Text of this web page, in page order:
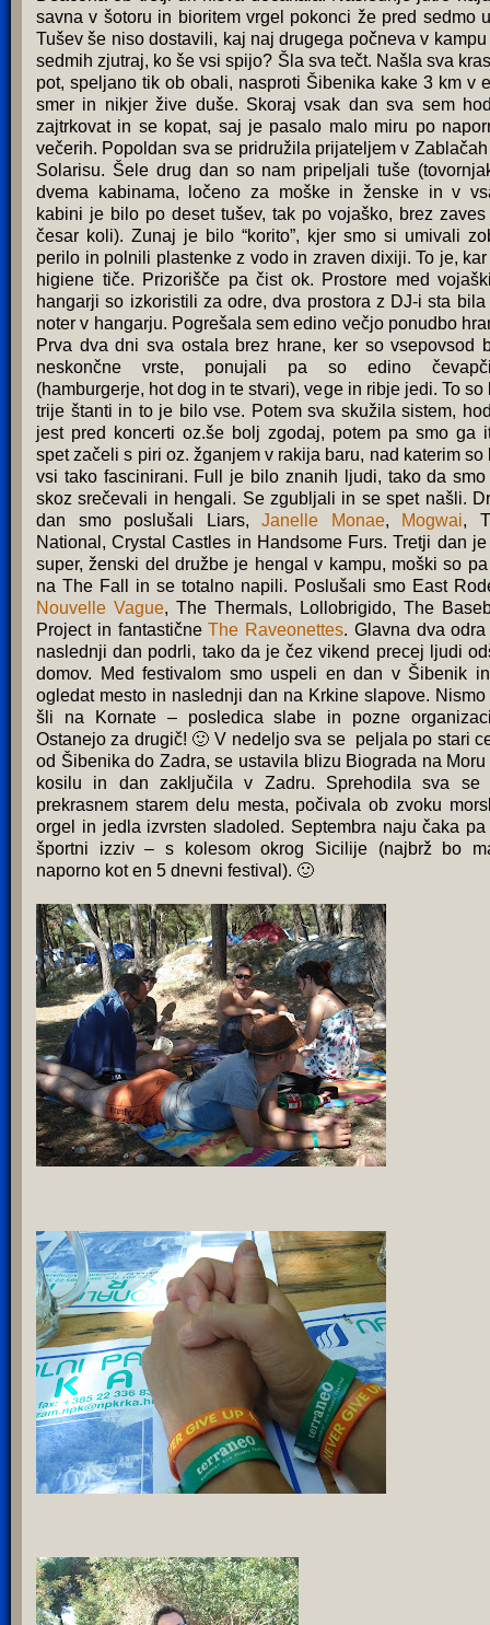
savna v šotoru in bioritem vrgel pokonci že pred sedmo
Tušev še niso dostavili, kaj naj drugega počneva v kampu
sedmih zjutraj, ko še vsi spijo? Šla sva tečt. Našla sva
pot, speljano tik ob obali, nasproti Šibenika kake 3 km v
smer in nikjer žive duše. Skoraj vsak dan sva sem
zajtrkovat in se kopat, saj je pasalo malo miru po
večerih. Popoldan sva se pridružila prijateljem v
Solarisu. Šele drug dan so nam pripeljali tuše
dvema kabinama, ločeno za moške in ženske in v
kabini je bilo po deset tušev, tak po vojaško, brez
česar koli). Zunaj je bilo “korito”, kjer smo si umivali
perilo in polnili plastenke z vodo in zraven dixiji. To je,
higiene tiče. Prizorišče pa čist ok. Prostore med
hangarji so izkoristili za odre, dva prostora z DJ-i sta bila
noter v hangarju. Pogrešala sem edino večjo ponudbo
Prva dva dni sva ostala brez hrane, ker so vsepovsod
neskončne vrste, ponujali pa so edino
(hamburgerje, hot dog in te stvari), vege in ribje jedi. To so
trije štanti in to je bilo vse. Potem sva skužila sistem,
jest pred koncerti oz.še bolj zgodaj, potem pa smo ga
spet začeli s piri oz. žganjem v rakija baru, nad katerim so
vsi tako fascinirani. Full je bilo znanih ljudi, tako da smo
skoz srečevali in hengali. Se zgubljali in se spet našli.
dan smo poslušali Liars,Janelle Monae, Mogwai,
National, Crystal Castles in Handsome Furs. Tretji dan
super, ženski del družbe je hengal v kampu, moški so
na The Fall in se totalno napili. Poslušali smo East
Nouvelle Vague, The Thermals, Lollobrigido, The
Project in fantastičneThe Raveonettes. Glavna dva odra
naslednji dan podrli, tako da je čez vikend precej ljudi
domov. Med festivalom smo uspeli en dan v Šibenik
ogledat mesto in naslednji dan na Krkine slapove. Nismo
šli na Kornate – posledica slabe in pozne
Ostanejo za drugič! 🙂 V nedeljo sva se peljala po stari
od Šibenika do Zadra, se ustavila blizu Biograda na Moru
kosilu in dan zaključila v Zadru. Sprehodila sva se
prekrasnem starem delu mesta, počivala ob zvoku
orgel in jedla izvrsten sladoled. Septembra naju čaka pa
športni izziv – s kolesom okrog Sicilije (najbrž bo
naporno kot en 5 dnevni festival). 🙂